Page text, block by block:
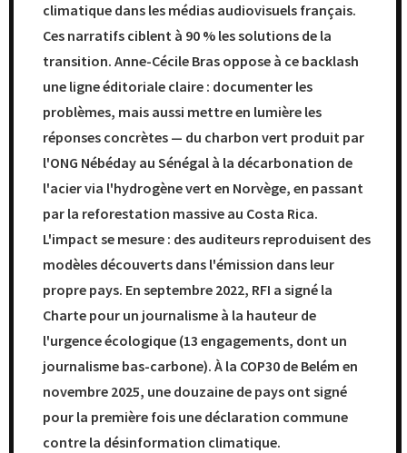
climatique dans les médias audiovisuels français.
Ces narratifs ciblent à 90 % les solutions de la
transition. Anne-Cécile Bras oppose à ce backlash
une ligne éditoriale claire : documenter les
problèmes, mais aussi mettre en lumière les
réponses concrètes — du charbon vert produit par
l'ONG Nébéday au Sénégal à la décarbonation de
l'acier via l'hydrogène vert en Norvège, en passant
par la reforestation massive au Costa Rica.
L'impact se mesure : des auditeurs reproduisent des
modèles découverts dans l'émission dans leur
propre pays. En septembre 2022, RFI a signé la
Charte pour un journalisme à la hauteur de
l'urgence écologique (13 engagements, dont un
journalisme bas-carbone). À la COP30 de Belém en
novembre 2025, une douzaine de pays ont signé
pour la première fois une déclaration commune
contre la désinformation climatique.